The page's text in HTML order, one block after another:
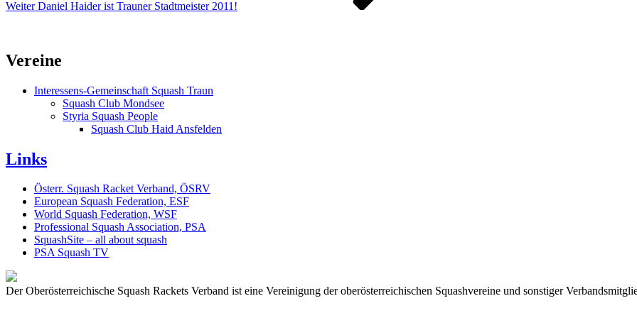
Weiter Daniel Haider ist Trauner Stadtmeister 2011!
Vereine
Interessens-Gemeinschaft Squash Traun
Squash Club Mondsee
Styria Squash People
Squash Club Haid Ansfelden
Links
Österr. Squash Racket Verband, ÖSRV
European Squash Federation, ESF
World Squash Federation, WSF
Professional Squash Association, PSA
SquashSite – all about squash
PSA Squash TV
Der Oberösterreichische Squash Rackets Verband ist eine Vereinigung der oberösterreichischen Squashvereine und sonstiger